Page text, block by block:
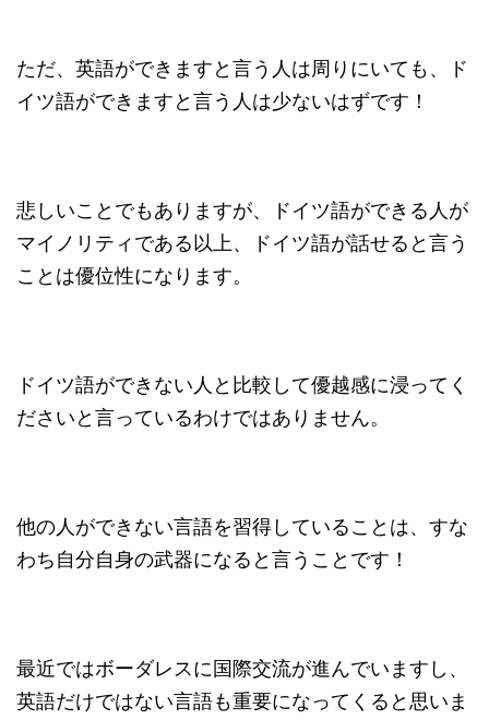
ただ、英語ができますと言う人は周りにいても、ド
イツ語ができますと言う人は少ないはずです！
悲しいことでもありますが、ドイツ語ができる人が
マイノリティである以上、ドイツ語が話せると言う
ことは優位性になります。
ドイツ語ができない人と比較して優越感に浸ってく
ださいと言っているわけではありません。
他の人ができない言語を習得していることは、すな
わち自分自身の武器になると言うことです！
最近ではボーダレスに国際交流が進んでいますし、
英語だけではない言語も重要になってくると思いま